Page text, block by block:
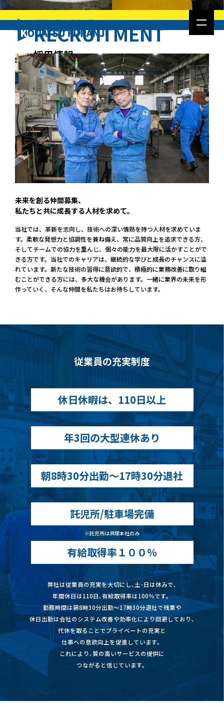
RECRUITMENT
採用情報
未来を創る仲間募集、
私たちと共に成長する人材を求めて。
当社では、革新を志向し、技術への深い情熱を持つ人材を求めていま
す。柔軟な発想力と協調性を兼ね備え、常に品質向上を追求できる方、
そしてチームでの協力を重んじ、個々の能力を最大限に活かすことがで
きる方です。当社でのキャリアは、継続的な学びと成長のチャンスに溢
れています。新たな技術の習得に意欲的で、積極的に業務改善に取り組
むことができる方には、多大な機会があります。一緒に業界の未来を形
作っていく、そんな仲間を私たちはお待ちしています。
求める人物像
従業員の充実制度
休日休暇は、110日以上
年3回の大型連休あり
朝8時30分出勤〜17時30分退社
託児所/駐車場完備
※託児所は貝塚本社のみ
有給取得率１００％
弊社は従業員の充実を大切にし､土･日は休みで､
年間休日は110日､有給取得率は100％です。
勤務時間は朝8時30分出勤〜17時30分退社で残業や
休日出勤は会社のシステム改善や効率化により回避しており､
代休を取ることでプライベートの充実と
仕事への意欲向上を促進しています。
これにより､質の高いサービスの提供に
つながると信じています。